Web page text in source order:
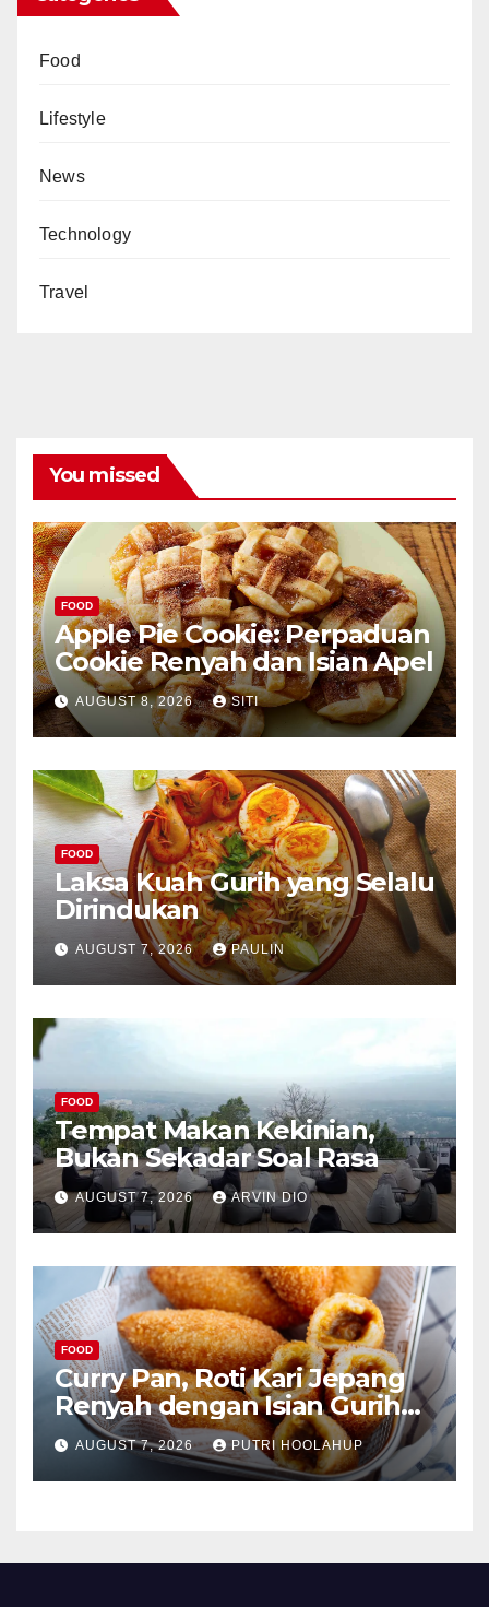
Food
Lifestyle
News
Technology
Travel
You missed
FOOD
Apple Pie Cookie: Perpaduan
Cookie Renyah dan Isian Apel
AUGUST 8, 2026 SITI
FOOD
Laksa Kuah Gurih yang Selalu
Dirindukan
AUGUST 7, 2026 PAULIN
FOOD
Tempat Makan Kekinian,
Bukan Sekadar Soal Rasa
AUGUST 7, 2026 ARVIN DIO
FOOD
Curry Pan, Roti Kari Jepang
Renyah dengan Isian Gurih
Menggoda
AUGUST 7, 2026 PUTRI HOOLAHUP